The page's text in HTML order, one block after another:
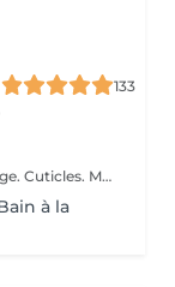
133
Bain des mains avec des sels essentiels. Limage. Cuticles. Massage des mains
à la